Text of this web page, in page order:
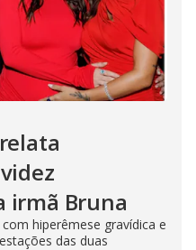
irmã Bruna
hiperêmese gravídica e
das duas